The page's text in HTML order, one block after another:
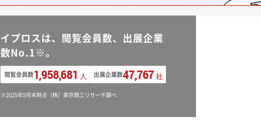
イプロスは、閲覧会員数、出展企業
数No.1※。
閲覧会員数1,958,681 人 出展企業数47,767 社
※2025年5月末時点（株）東京商工リサーチ調べ